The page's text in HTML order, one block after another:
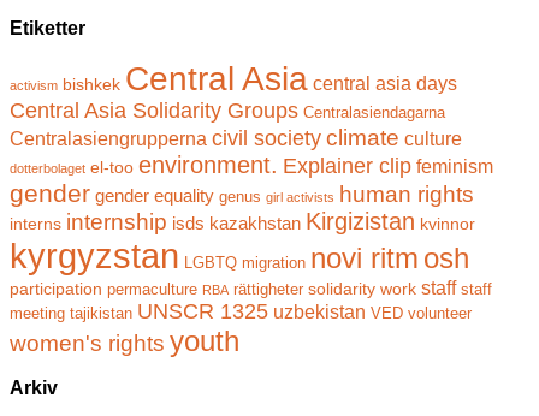
Etiketter
activism bishkek Central Asia central asia days
Central Asia Solidarity Groups Centralasiendagarna
Centralasiengrupperna civil society climate culture
dotterbolaget el-too environment. Explainer clip feminism
gender gender equality genus girl activists human rights
interns internship isds kazakhstan Kirgizistan kvinnor
kyrgyzstan LGBTQ migration novi ritm osh
participation permaculture RBA rättigheter solidarity work staff staff
meeting tajikistan UNSCR 1325 uzbekistan VED volunteer
women's rights youth
Arkiv